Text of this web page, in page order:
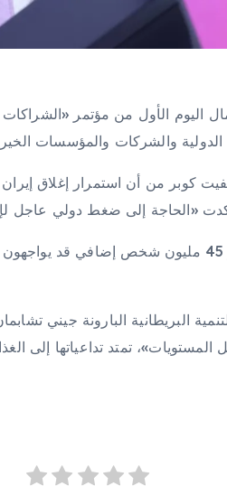
اليوم الأول من مؤتمر
والشركات والمؤسسات
كوبر من أن استمرار إغلاق
«الحاجة إلى ضغط دولي عاجل
ويُقدّر برنامج الأغذية العالمي أن نحو 45 مليون
البريطانية البارونة جيني
تمتد تداعياتها إلى